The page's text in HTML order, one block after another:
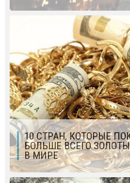
10 СТРАН, КОТОРЫЕ
БОЛЬШЕ ВСЕГО
В МИРЕ